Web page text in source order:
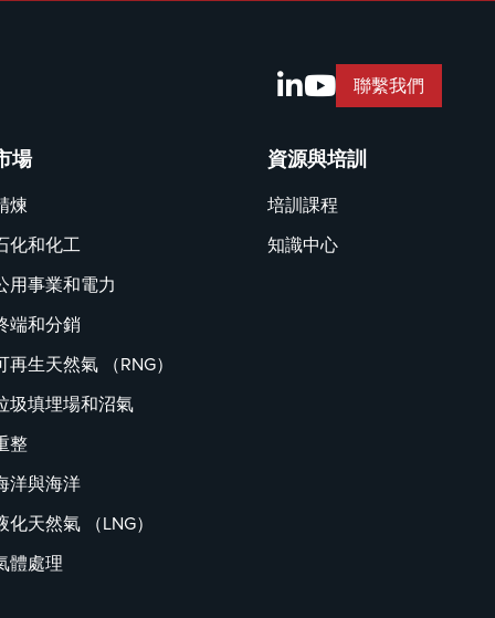
聯繫我們
場
煉
化和化工
用事業和電力
端和分銷
再生天然氣 （RNG）
圾填埋場和沼氣
整
洋與海洋
化天然氣 （LNG）
體處理
資源與培訓
培訓課程
知識中心